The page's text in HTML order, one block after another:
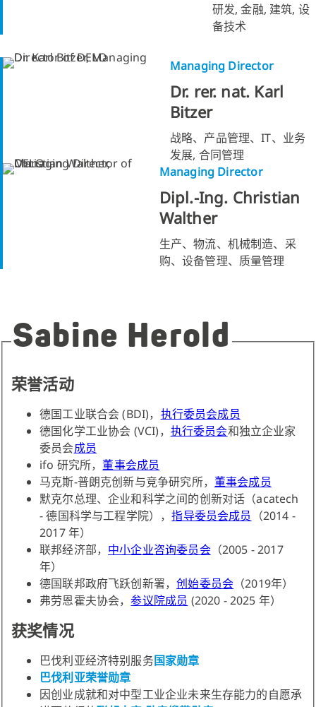
研发, 金融, 建筑, 设
备技术
Managing Director
Dr. rer. nat. Karl
Bitzer
战略、产品管理、IT、业务
发展, 合同管理
Managing Director
Dipl.-Ing. Christian
Walther
生产、物流、机械制造、采
购、设备管理、质量管理
Sabine Herold
荣誉活动
德国工业联合会 (BDI)， 执行委员会成员
德国化学工业协会 (VCI)， 执行委员会和独立企业家
委员会成员
ifo 研究所， 董事会成员
马克斯-普朗克创新与竞争研究所， 董事会成员
默克尔总理、企业和科学之间的创新对话（acatech
- 德国科学与工程学院），指导委员会成员
（2014 -
2017 年）
联邦经济部， 中小企业咨询委员会（2005 - 2017
年）
德国联邦政府飞跃创新署，创始委员会 （2019年）
弗劳恩霍夫协会，参议院成员 (2020 - 2025 年）
获奖情况
巴伐利亚经济特别服务国家勋章
巴伐利亚荣誉勋章
因创业成就和对中型工业企业未来生存能力的自愿承